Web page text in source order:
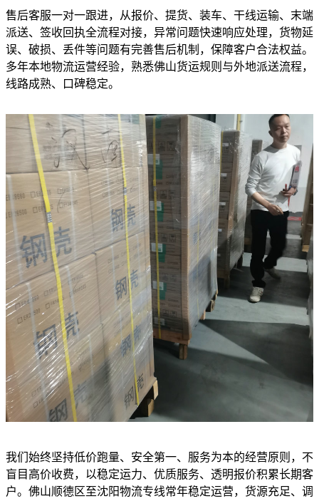
售后客服一对一跟进，从报价、提货、装车、干线运输、末端
派送、签收回执全流程对接，异常问题快速响应处理，货物延
误、破损、丢件等问题有完善售后机制，保障客户合法权益。
多年本地物流运营经验，熟悉佛山货运规则与外地派送流程，
线路成熟、口碑稳定。
我们始终坚持低价跑量、安全第一、服务为本的经营原则，不
盲目高价收费，以稳定运力、优质服务、透明报价积累长期客
户。佛山顺德区至沈阳物流专线常年稳定运营，货源充足、调